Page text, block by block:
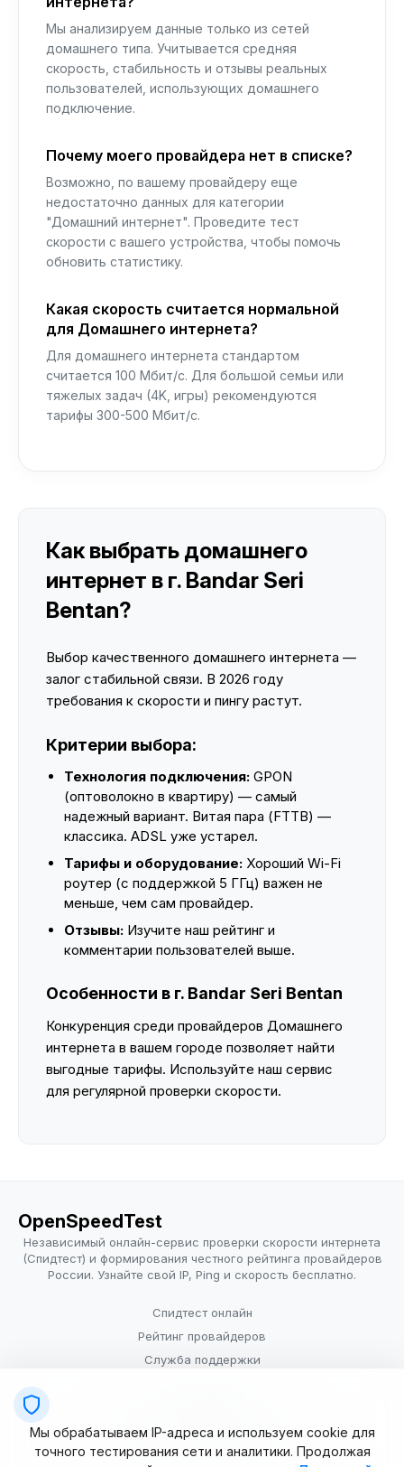
Мы анализируем данные только из сетей
домашнего типа. Учитывается средняя
скорость, стабильность и отзывы реальных
пользователей, использующих домашнего
подключение.
Почему моего провайдера нет в списке?
Возможно, по вашему провайдеру еще
недостаточно данных для категории
"Домашний интернет". Проведите тест
скорости с вашего устройства, чтобы помочь
обновить статистику.
Какая скорость считается нормальной
для Домашнего интернета?
Для домашнего интернета стандартом
считается 100 Мбит/с. Для большой семьи или
тяжелых задач (4K, игры) рекомендуются
тарифы 300-500 Мбит/с.
Как выбрать домашнего
интернет в г. Bandar Seri
Bentan?
Выбор качественного домашнего интернета —
залог стабильной связи. В 2026 году
требования к скорости и пингу растут.
Критерии выбора:
Технология подключения: GPON
(оптоволокно в квартиру) — самый
надежный вариант. Витая пара (FTTB) —
классика. ADSL уже устарел.
Тарифы и оборудование: Хороший Wi-Fi
роутер (с поддержкой 5 ГГц) важен не
меньше, чем сам провайдер.
Отзывы: Изучите наш рейтинг и
комментарии пользователей выше.
Особенности в г. Bandar Seri Bentan
Конкуренция среди провайдеров Домашнего
интернета в вашем городе позволяет найти
выгодные тарифы. Используйте наш сервис
для регулярной проверки скорости.
OpenSpeedTest
Независимый онлайн-сервис проверки скорости интернета
(Спидтест) и формирования честного рейтинга провайдеров
России. Узнайте свой IP, Ping и скорость бесплатно.
Спидтест онлайн
Рейтинг провайдеров
Служба поддержки
Условия использования
Мы обрабатываем IP-адреса и используем cookie для
точного тестирования сети и аналитики. Продолжая